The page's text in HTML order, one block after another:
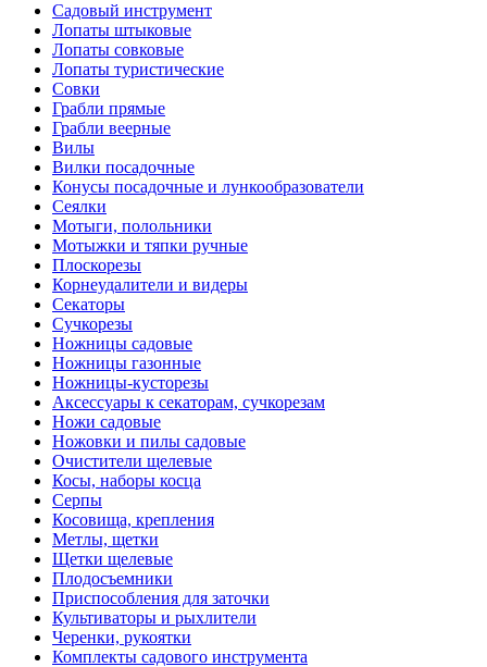
Садовый инструмент
Лопаты штыковые
Лопаты совковые
Лопаты туристические
Совки
Грабли прямые
Грабли веерные
Вилы
Вилки посадочные
Конусы посадочные и лункообразователи
Сеялки
Мотыги, полольники
Мотыжки и тяпки ручные
Плоскорезы
Корнеудалители и видеры
Секаторы
Сучкорезы
Ножницы садовые
Ножницы газонные
Ножницы-кусторезы
Аксессуары к секаторам, сучкорезам
Ножи садовые
Ножовки и пилы садовые
Очистители щелевые
Косы, наборы косца
Серпы
Косовища, крепления
Метлы, щетки
Щетки щелевые
Плодосъемники
Приспособления для заточки
Культиваторы и рыхлители
Черенки, рукоятки
Комплекты садового инструмента